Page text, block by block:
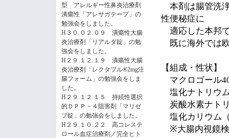
型 アレルギー性鼻炎治療剤
潰瘍性「アレサガテープ」の
勉強会をしました。
H３０.０２.０９ 潰瘍性大腸
炎治療剤「リアルダ錠」の勉
強会をしました。
H２９.１２.１９ 潰瘍性大腸
炎治療剤「レクタブル®2mg注
腸フォーム」の勉強会をしま
した。
H２９.１２.１５ 持続性選択
的ＤＰＰ－４阻害剤「マリゼ
ブ錠」の勉強会をしました。
H２９.１０.２２ 高コレステ
ロール血症治療剤／完全ヒト
本剤は腸管洗
性便秘症に
適応した本邦
既に海外では
【組成・性状】
マクロゴール
塩化ナトリウ
炭酸水素ナト
塩化カリウム
※大腸内視鏡検